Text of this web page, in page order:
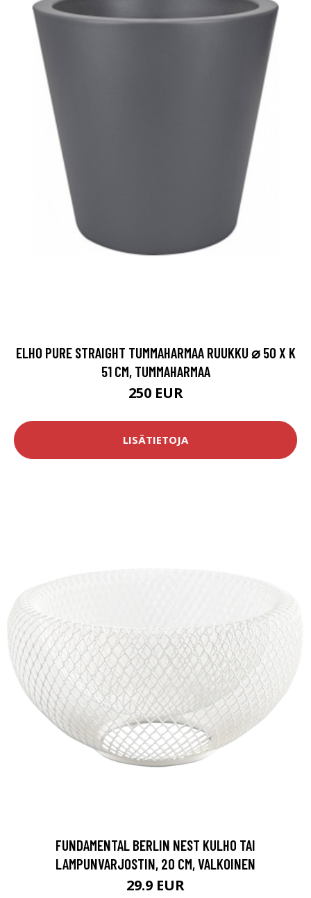
ELHO PURE STRAIGHT TUMMAHARMAA RUUKKU ⌀ 50 X K
51 CM, TUMMAHARMAA
250 EUR
LISÄTIETOJA
FUNDAMENTAL BERLIN NEST KULHO TAI
LAMPUNVARJOSTIN, 20 CM, VALKOINEN
29.9 EUR